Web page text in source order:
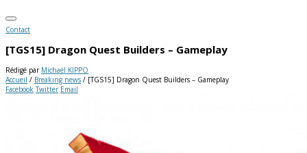
Contact
[TGS15] Dragon Quest Builders – Gameplay
Rédigé par Michaël KIPPO
Accueil / Breaking news / [TGS15] Dragon Quest Builders – Gameplay
Facebook Twitter Email